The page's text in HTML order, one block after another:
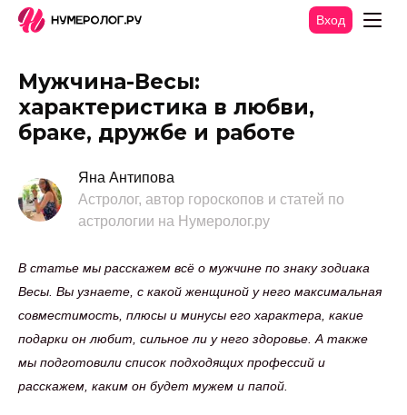
Вход
Мужчина-Весы:
характеристика в любви,
браке, дружбе и работе
Яна Антипова
Астролог, автор гороскопов и статей по
астрологии на Нумеролог.ру
В статье мы расскажем всё о мужчине по знаку зодиака
Весы. Вы узнаете, с какой женщиной у него максимальная
совместимость, плюсы и минусы его характера, какие
подарки он любит, сильное ли у него здоровье. А также
мы подготовили список подходящих профессий и
расскажем, каким он будет мужем и папой.